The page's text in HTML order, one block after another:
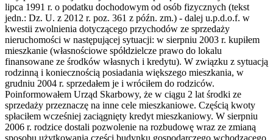
lipca 1991 r. o podatku dochodowym od osób fizycznych (tekst
jedn.: Dz. U. z 2012 r. poz. 361 z późn. zm.) - dalej u.p.d.o.f. w
kwestii zwolnienia dotyczącego przychodów ze sprzedaży
nieruchomości w następującej sytuacji: w sierpniu 2003 r. kupiłem
mieszkanie (własnościowe spółdzielcze prawo do lokalu
finansowane ze środków własnych i kredytu). W związku z sytuacją
rodzinną i koniecznością posiadania większego mieszkania, w
grudniu 2004 r. sprzedałem je i wróciłem do rodziców.
Poinformowałem Urząd Skarbowy, że w ciągu 2 lat środki ze
sprzedaży przeznaczę na inne cele mieszkaniowe. Częścią kwoty
spłaciłem wcześniej zaciągnięty kredyt mieszkaniowy. W sierpniu
2006 r. rodzice dostali pozwolenie na rozbudowę wraz ze zmianą
sposobu użytkowania części budynku gospodarczego wchodzącego